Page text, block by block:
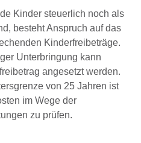
Kinder steuerlich noch als
besteht Anspruch auf das
Kinderfrei­beträge.
Unterbringung kann
angesetzt werden.
von 25 Jahren ist
im Wege der
zu prüfen.